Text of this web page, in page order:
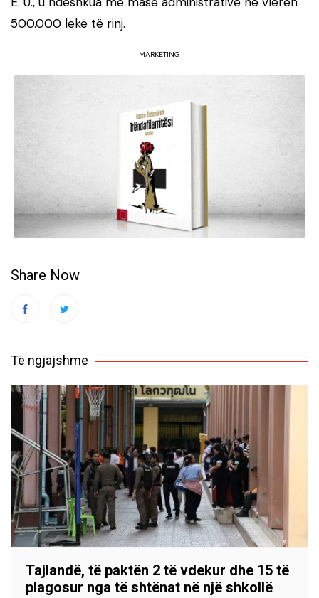
500.000 lekë të rinj.
MARKETING
Share Now
Të ngjajshme
Tajlandë, të paktën 2 të vdekur dhe 15 të
plagosur nga të shtënat në një shkollë